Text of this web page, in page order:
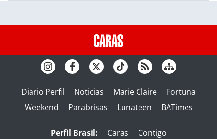
Diario Perfil Noticias Marie Claire
Fortuna
Weekend
Parabrisas Lunateen BATimes
Perfil Brasil: Caras
Contigo